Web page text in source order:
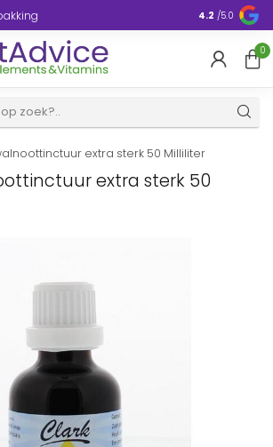
4.2 /5.0
0
extra sterk 50 Milliliter
extra sterk 50